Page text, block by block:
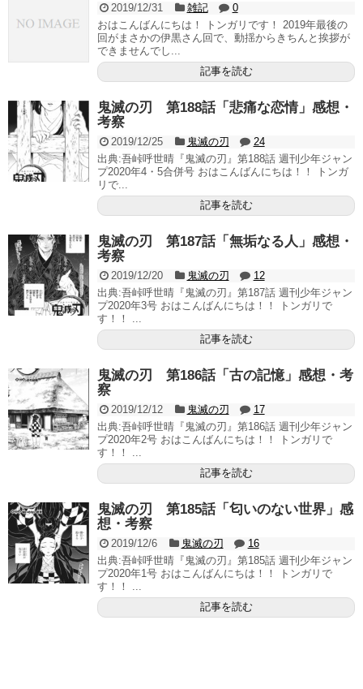
2019/12/31 雑記
0
おはこんばんにちは！ トンガリです！ 2019年最後の
回がまさかの伊黒さん回で、動揺からきちんと挨拶が
できませんでし...
記事を読む
鬼滅の刃 第188話「悲痛な恋情」感想・
考察
2019/12/25 鬼滅の刃
24
出典:吾峠呼世晴『鬼滅の刃』第188話 週刊少年ジャン
プ2020年4・5合併号 おはこんばんにちは！！ トンガ
リで...
記事を読む
鬼滅の刃 第187話「無垢なる人」感想・
考察
2019/12/20 鬼滅の刃
12
出典:吾峠呼世晴『鬼滅の刃』第187話 週刊少年ジャン
プ2020年3号 おはこんばんにちは！！ トンガリで
す！！ ...
記事を読む
鬼滅の刃 第186話「古の記憶」感想・考
察
2019/12/12 鬼滅の刃
17
出典:吾峠呼世晴『鬼滅の刃』第186話 週刊少年ジャン
プ2020年2号 おはこんばんにちは！！ トンガリで
す！！ ...
記事を読む
鬼滅の刃 第185話「匂いのない世界」感
想・考察
2019/12/6 鬼滅の刃
16
出典:吾峠呼世晴『鬼滅の刃』第185話 週刊少年ジャン
プ2020年1号 おはこんばんにちは！！ トンガリで
す！！ ...
記事を読む